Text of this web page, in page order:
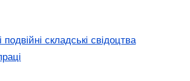
складські свідоцтва